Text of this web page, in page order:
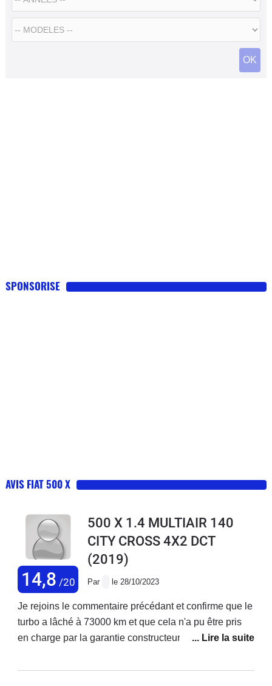
SPONSORISE
AVIS FIAT 500 X
14,8 /20
500 X 1.4 MULTIAIR 140
CITY CROSS 4X2 DCT
(2019)
Par le 28/10/2023
Je rejoins le commentaire précédant et confirme que le
turbo a lâché à 73000 km et que cela n'a pu être pris
en charge par la garantie constructeur ! Je précise que
réparations ! Ma voiture est d'ailleurs en vente. Je ne